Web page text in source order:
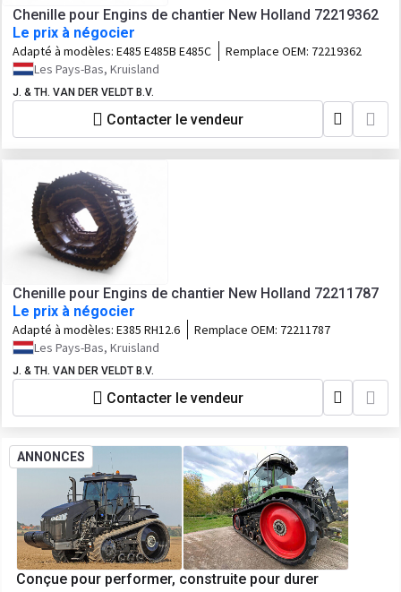
Chenille pour Engins de chantier New Holland 72219362
Le prix à négocier
Adapté à modèles: E485 E485B E485C Remplace OEM: 72219362
Les Pays-Bas, Kruisland
J. & TH. VAN DER VELDT B.V.
Contacter le vendeur
Chenille pour Engins de chantier New Holland 72211787
Le prix à négocier
Adapté à modèles: E385 RH12.6 Remplace OEM: 72211787
Les Pays-Bas, Kruisland
J. & TH. VAN DER VELDT B.V.
Contacter le vendeur
ANNONCES
Conçue pour performer, construite pour durer